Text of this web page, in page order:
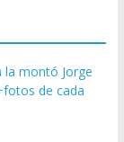
la montó Jorge
de cada